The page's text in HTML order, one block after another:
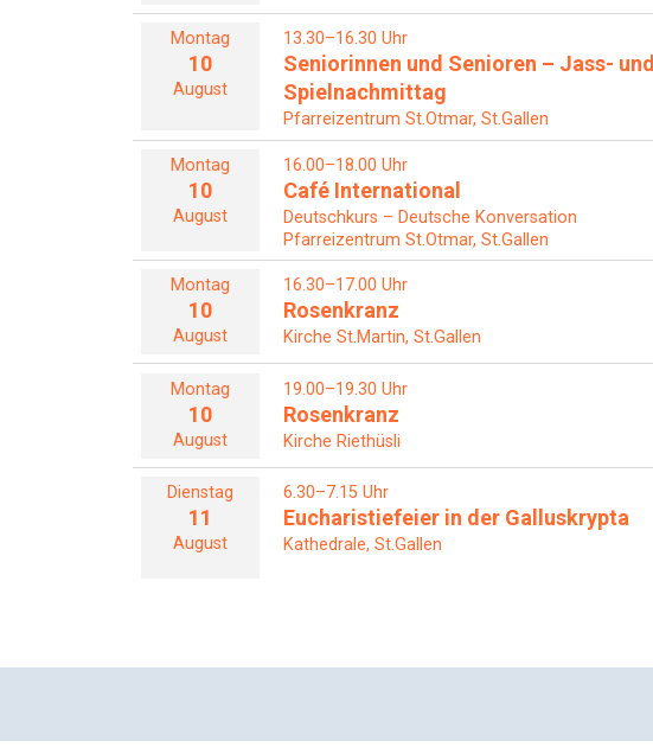
Montag
10
August
13.30–16.30 Uhr
Seniorinnen und Senioren – Jass- und
Spielnachmittag
Pfarreizentrum St.Otmar, St.Gallen
Montag
10
August
16.00–18.00 Uhr
Café International
Deutschkurs – Deutsche Konversation
Pfarreizentrum St.Otmar, St.Gallen
Montag
10
August
16.30–17.00 Uhr
Rosenkranz
Kirche St.Martin, St.Gallen
Montag
10
August
19.00–19.30 Uhr
Rosenkranz
Kirche Riethüsli
Dienstag
11
August
6.30–7.15 Uhr
Eucharistiefeier in der Galluskrypta
Kathedrale, St.Gallen